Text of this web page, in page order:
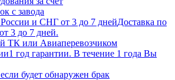
с завода
Доставка по
3 до 7 дней.
ТК или Авиаперевозчиком
1 год гарантии. В течение 1 года Вы
будет обнаружен брак